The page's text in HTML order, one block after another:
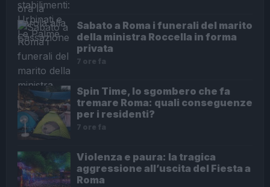
Sabato a Roma i funerali del marito
della ministra Roccella in forma
privata
7 ore fa
Spin Time, lo sgombero che fa
tremare Roma: quali conseguenze
per i residenti?
7 ore fa
Violenza e paura: la tragica
aggressione all’uscita del Fiesta a
Roma